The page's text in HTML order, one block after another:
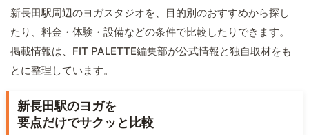
新長田駅周辺のヨガスタジオを、目的別のおすすめから探し
たり、料金・体験・設備などの条件で比較したりできます。
掲載情報は、FIT PALETTE編集部が公式情報と独自取材をも
とに整理しています。
新長田駅のヨガを
要点だけでサクッと比較